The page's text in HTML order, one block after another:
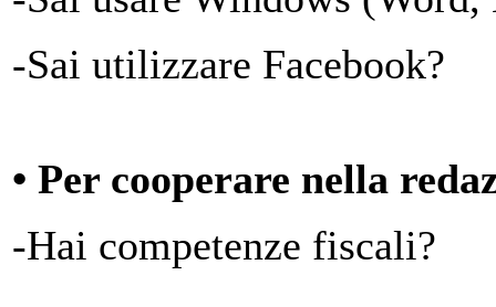
-Sai utilizzare Facebook?
• Per cooperare nella
-Hai competenze fiscali?